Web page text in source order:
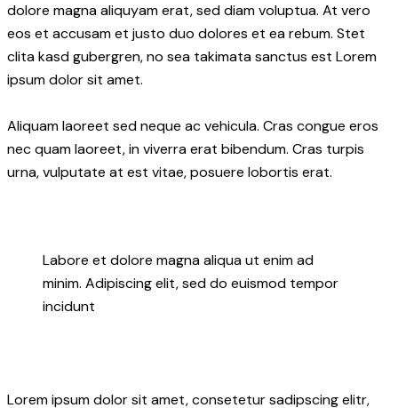
dolore magna aliquyam erat, sed diam voluptua. At vero
eos et accusam et justo duo dolores et ea rebum. Stet
clita kasd gubergren, no sea takimata sanctus est Lorem
ipsum dolor sit amet.
Aliquam laoreet sed neque ac vehicula. Cras congue eros
nec quam laoreet, in viverra erat bibendum. Cras turpis
urna, vulputate at est vitae, posuere lobortis erat.
Labore et dolore magna aliqua ut enim ad
minim. Adipiscing elit, sed do euismod tempor
incidunt
Lorem ipsum dolor sit amet, consetetur sadipscing elitr,